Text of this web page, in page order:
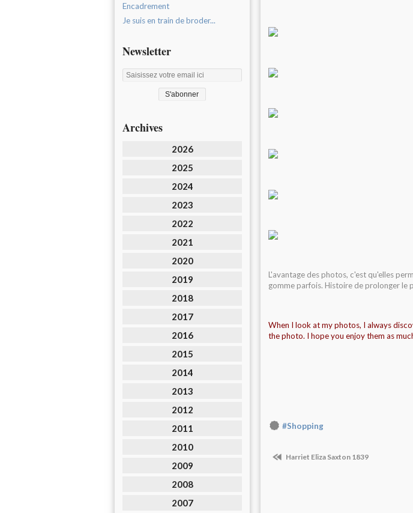
Encadrement
Je suis en train de broder...
Newsletter
Archives
2026
2025
2024
2023
2022
2021
2020
2019
2018
2017
2016
2015
2014
2013
2012
2011
2010
2009
2008
2007
L'avantage des photos, c'est qu'elles
gomme parfois. Histoire de prolonger le
When I look at my photos, I always
the photo. I hope you enjoy them as
#Shopping
Harriet Eliza Saxton 1839